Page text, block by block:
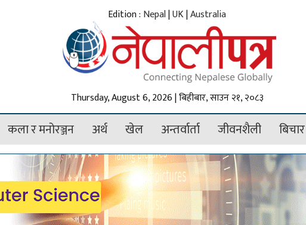
Edition : Nepal|UK|Australia
Thursday, August 6, 2026 | बिहीबार, साउन २१, २०८३
कला र मनोरञ्जन अर्थ खेल अन्तर्वार्ता जीवनशैली बिचार